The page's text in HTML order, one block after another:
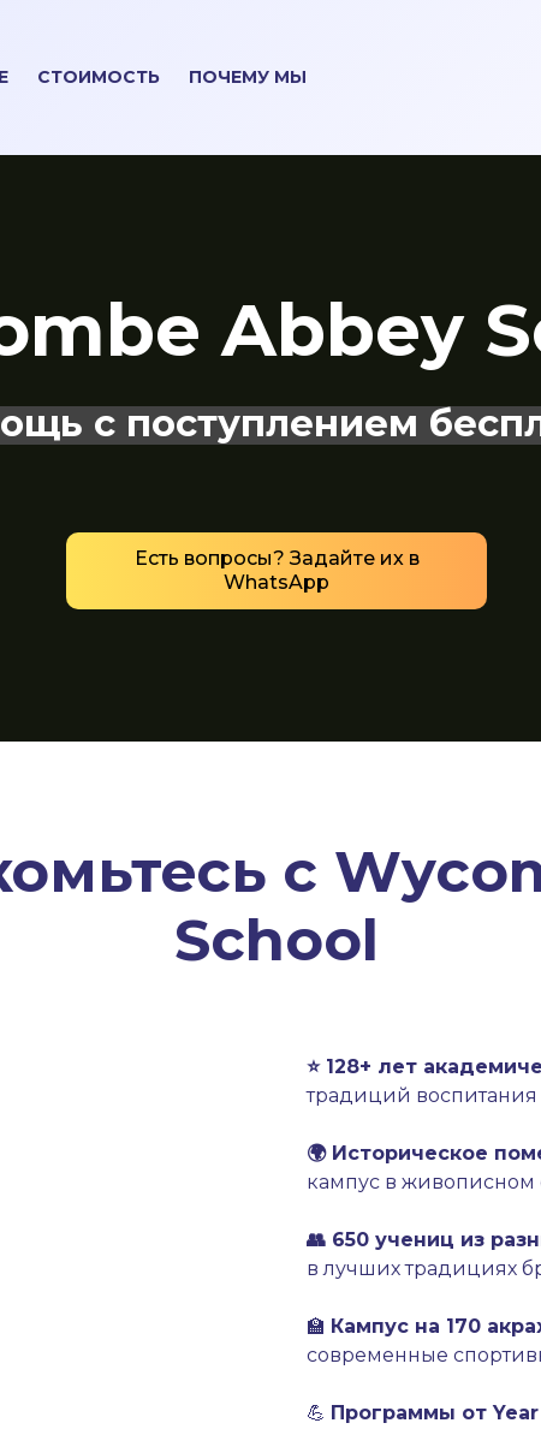
СТОИМОСТЬ ПОЧЕМУ МЫ
Abbey
с поступлением
Есть вопросы? Задайте их в
WhatsApp
с
School
⭐ 128+ лет
традиций
🌍 Историческое
кампус в живописном
👥 650 учениц из
в лучших традициях
🏫 Кампус на 170
современные
💪 Программы от